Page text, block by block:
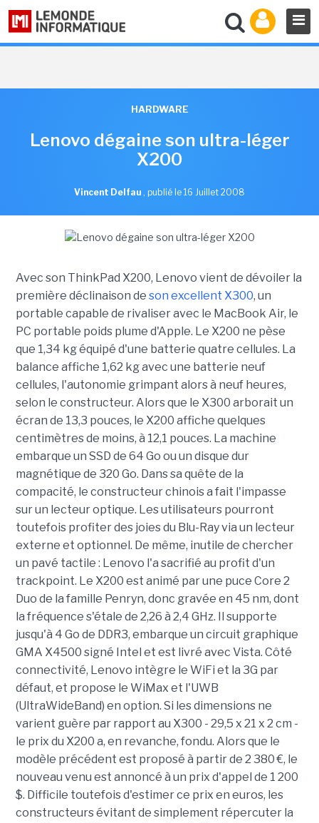
HARDWARE
Lenovo dégaine son ultra-léger
X200
Vincent Delfau , publié le 16 Juillet 2008
Avec son ThinkPad X200, Lenovo vient de dévoiler la
première déclinaison de son excellent X300, un
portable capable de rivaliser avec le MacBook Air, le
PC portable poids plume d'Apple. Le X200 ne pèse
que 1,34 kg équipé d'une batterie quatre cellules. La
balance affiche 1,62 kg avec une batterie neuf
cellules, l'autonomie grimpant alors à neuf heures,
selon le constructeur. Alors que le X300 arborait un
écran de 13,3 pouces, le X200 affiche quelques
centimètres de moins, à 12,1 pouces. La machine
embarque un SSD de 64 Go ou un disque dur
magnétique de 320 Go. Dans sa quête de la
compacité, le constructeur chinois a fait l'impasse
sur un lecteur optique. Les utilisateurs pourront
toutefois profiter des joies du Blu-Ray via un lecteur
externe et optionnel. De même, inutile de chercher
un pavé tactile : Lenovo l'a sacrifié au profit d'un
trackpoint. Le X200 est animé par une puce Core 2
Duo de la famille Penryn, donc gravée en 45 nm, dont
la fréquence s'étale de 2,26 à 2,4 GHz. Il supporte
jusqu'à 4 Go de DDR3, embarque un circuit graphique
GMA X4500 signé Intel et est livré avec Vista. Côté
connectivité, Lenovo intègre le WiFi et la 3G par
défaut, et propose le WiMax et l'UWB
(UltraWideBand) en option. Si les dimensions ne
varient guère par rapport au X300 - 29,5 x 21 x 2 cm -
le prix du X200 a, en revanche, fondu. Alors que le
modèle précédent est proposé à partir de 2 380 €, le
nouveau venu est annoncé à un prix d'appel de 1 200
$. Difficile toutefois d'estimer ce prix en euros, les
constructeurs évitant de simplement répercuter la